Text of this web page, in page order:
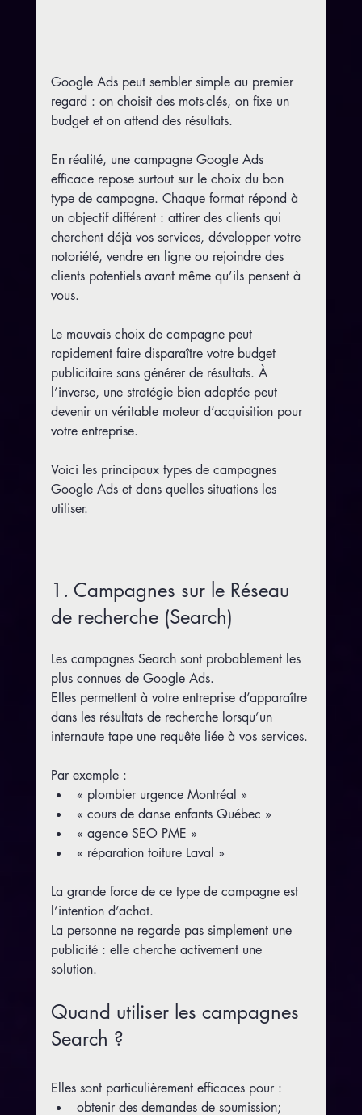
Google Ads peut sembler simple au premier
regard : on choisit des mots-clés, on fixe un
budget et on attend des résultats.
En réalité, une campagne Google Ads
efficace repose surtout sur le choix du bon
type de campagne. Chaque format répond à
un objectif différent : attirer des clients qui
cherchent déjà vos services, développer votre
notoriété, vendre en ligne ou rejoindre des
clients potentiels avant même qu’ils pensent à
vous.
Le mauvais choix de campagne peut
rapidement faire disparaître votre budget
publicitaire sans générer de résultats. À
l’inverse, une stratégie bien adaptée peut
devenir un véritable moteur d’acquisition pour
votre entreprise.
Voici les principaux types de campagnes
Google Ads et dans quelles situations les
utiliser.
1. Campagnes sur le Réseau
de recherche (Search)
Les campagnes Search sont probablement les
plus connues de Google Ads.
Elles permettent à votre entreprise d’apparaître
dans les résultats de recherche lorsqu’un
internaute tape une requête liée à vos services.
Par exemple :
« plombier urgence Montréal »
« cours de danse enfants Québec »
« agence SEO PME »
« réparation toiture Laval »
La grande force de ce type de campagne est
l’intention d’achat.
La personne ne regarde pas simplement une
publicité : elle cherche activement une
solution.
Quand utiliser les campagnes
Search ?
Elles sont particulièrement efficaces pour :
obtenir des demandes de soumission;